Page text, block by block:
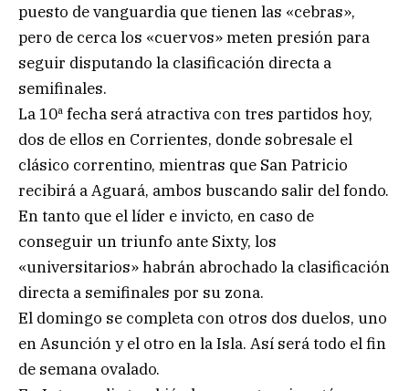
puesto de vanguardia que tienen las «cebras»,
pero de cerca los «cuervos» meten presión para
seguir disputando la clasificación directa a
semifinales.
La 10ª fecha será atractiva con tres partidos hoy,
dos de ellos en Corrientes, donde sobresale el
clásico correntino, mientras que San Patricio
recibirá a Aguará, ambos buscando salir del fondo.
En tanto que el líder e invicto, en caso de
conseguir un triunfo ante Sixty, los
«universitarios» habrán abrochado la clasificación
directa a semifinales por su zona.
El domingo se completa con otros dos duelos, uno
en Asunción y el otro en la Isla. Así será todo el fin
de semana ovalado.